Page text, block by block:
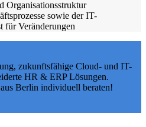
Organisationsstruktur
sowie der IT-
für Veränderungen
zukunftsfähige Cloud- und IT-
HR & ERP Lösungen.
Berlin individuell beraten!